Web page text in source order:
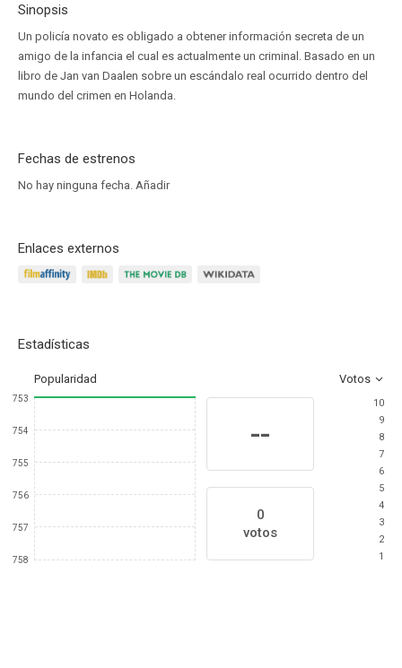
Sinopsis
Un policía novato es obligado a obtener información secreta de un
amigo de la infancia el cual es actualmente un criminal. Basado en un
libro de Jan van Daalen sobre un escándalo real ocurrido dentro del
mundo del crimen en Holanda.
Fechas de estrenos
No hay ninguna fecha. Añadir
Enlaces externos
Estadísticas
Popularidad Votos
753
754
755
756
757
758
--
0
votos
10
9
8
7
6
5
4
3
2
1